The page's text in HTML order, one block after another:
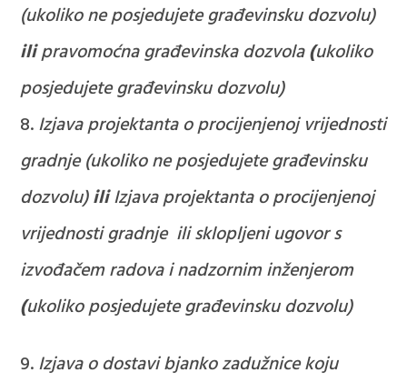
(ukoliko ne posjedujete građevinsku dozvolu)
ilipravomoćna građevinska dozvola(ukoliko
posjedujete građevinsku dozvolu)
Izjava projektanta o procijenjenoj vrijednosti
gradnje (ukoliko ne posjedujete građevinsku
dozvolu)iliIzjava projektanta o procijenjenoj
vrijednosti gradnje ili sklopljeni ugovor s
izvođačem radova i nadzornim inženjerom
(ukoliko posjedujete građevinsku dozvolu)
Izjava o dostavi bjanko zadužnicekoju